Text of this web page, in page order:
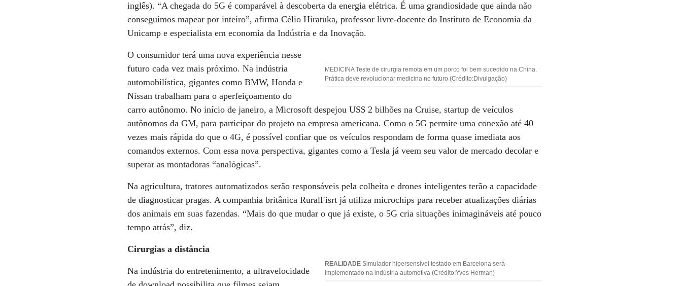
inglês). “A chegada do 5G é comparável à descoberta da energia elétrica. É uma grandiosidade que ainda não
conseguimos mapear por inteiro”, afirma Célio Hiratuka, professor livre-docente do Instituto de Economia da
Unicamp e especialista em economia da Indústria e da Inovação.
MEDICINA Teste de cirurgia remota em um porco foi bem sucedido na China.
Prática deve revolucionar medicina no futuro (Crédito:Divulgação)
O consumidor terá uma nova experiência nesse
futuro cada vez mais próximo. Na indústria
automobilística, gigantes como BMW, Honda e
Nissan trabalham para o aperfeiçoamento do
carro autônomo. No início de janeiro, a Microsoft despejou US$ 2 bilhões na Cruise, startup de veículos
autônomos da GM, para participar do projeto na empresa americana. Como o 5G permite uma conexão até 40
vezes mais rápida do que o 4G, é possível confiar que os veículos respondam de forma quase imediata aos
comandos externos. Com essa nova perspectiva, gigantes como a Tesla já veem seu valor de mercado decolar e
superar as montadoras “analógicas”.
Na agricultura, tratores automatizados serão responsáveis pela colheita e drones inteligentes terão a capacidade
de diagnosticar pragas. A companhia britânica RuralFisrt já utiliza microchips para receber atualizações diárias
dos animais em suas fazendas. “Mais do que mudar o que já existe, o 5G cria situações inimagináveis até pouco
tempo atrás”, diz.
REALIDADESimulador hipersensível testado em Barcelona será
implementado na indústria automotiva (Crédito:Yves Herman)
Cirurgias a distância
Na indústria do entretenimento, a ultravelocidade